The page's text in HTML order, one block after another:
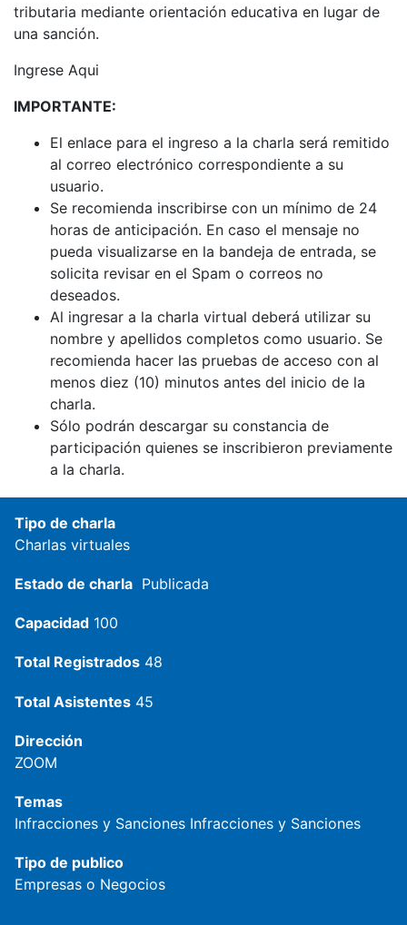
tributaria mediante orientación educativa en lugar de
una sanción.
Ingrese Aqui
IMPORTANTE:
El enlace para el ingreso a la charla será remitido
al correo electrónico correspondiente a su
usuario.
Se recomienda inscribirse con un mínimo de 24
horas de anticipación. En caso el mensaje no
pueda visualizarse en la bandeja de entrada, se
solicita revisar en el Spam o correos no
deseados.
Al ingresar a la charla virtual deberá utilizar su
nombre y apellidos completos como usuario. Se
recomienda hacer las pruebas de acceso con al
menos diez (10) minutos antes del inicio de la
charla.
Sólo podrán descargar su constancia de
participación quienes se inscribieron previamente
a la charla.
Tipo de charla
Charlas virtuales
Estado de charla Publicada
Capacidad 100
Total Registrados 48
Total Asistentes 45
Dirección
ZOOM
Temas
Infracciones y Sanciones Infracciones y Sanciones
Tipo de publico
Empresas o Negocios